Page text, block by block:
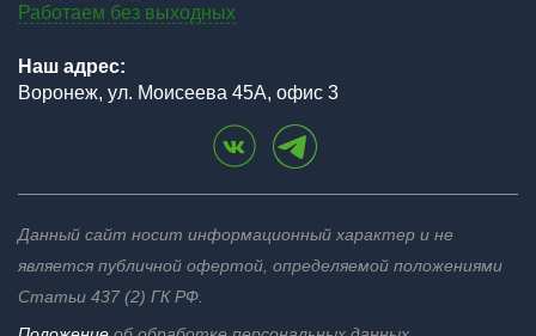
Работаем без выходных
Наш адрес:
Воронеж, ул. Моисеева 45А, офис 3
Данный сайт носит информационный характер и не
является публичной офертой, определяемой положениями
Статьи 437 (2) ГК РФ.